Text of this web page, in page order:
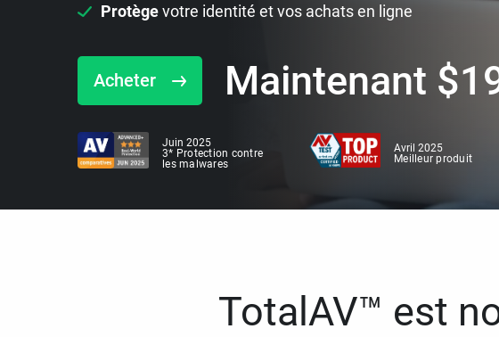
Protègevotre identité et vos achats en ligne
Acheter Maintenant $
Juin 2025
3* Protection contre
les malwares
Avril 2025
Meilleur produit
TotalAV™ est